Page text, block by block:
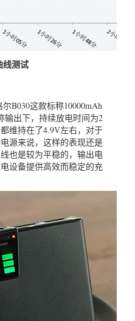
线测试
B030这款标称10000mAh
输出下，持续放电时间为2
维持在了4.9V左右，对于
源来说，这样的表现还是
也是较为平稳的，输出电
设备提供高效而稳定的充